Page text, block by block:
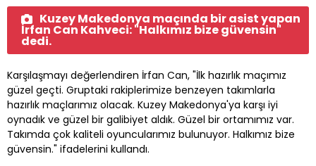
Kuzey Makedonya maçında bir asist yapan
İrfan Can Kahveci: "Halkımız bize güvensin"
dedi.
Karşılaşmayı değerlendiren İrfan Can, "İlk hazırlık maçımız
güzel geçti. Gruptaki rakiplerimize benzeyen takımlarla
hazırlık maçlarımız olacak. Kuzey Makedonya'ya karşı iyi
oynadık ve güzel bir galibiyet aldık. Güzel bir ortamımız var.
Takımda çok kaliteli oyuncularımız bulunuyor. Halkımız bize
güvensin." ifadelerini kullandı.